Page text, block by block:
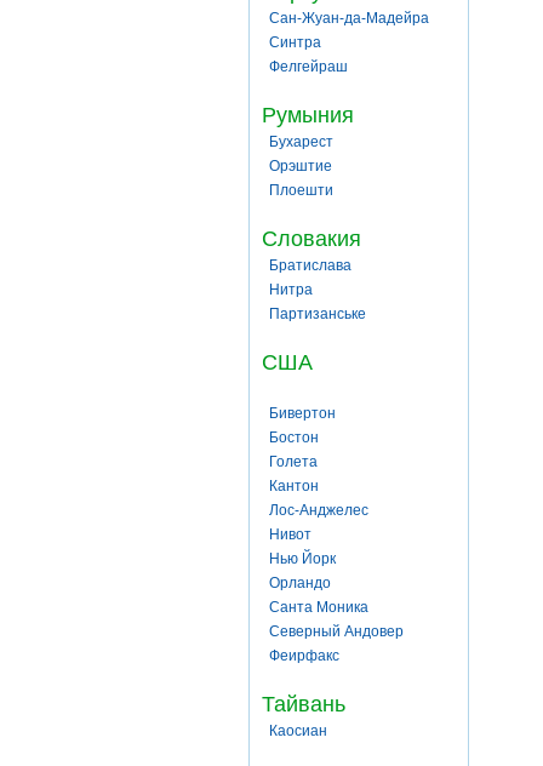
Сан-Жуан-да-Мадейра
Синтра
Фелгейраш
Румыния
Бухарест
Орэштие
Плоешти
Словакия
Братислава
Нитра
Партизанське
США
Бивертон
Бостон
Голета
Кантон
Лос-Анджелес
Нивот
Нью Йорк
Орландо
Санта Моника
Северный Андовер
Феирфакс
Тайвань
Каосиан